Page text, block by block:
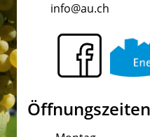
info@au.ch
Öffnungszeiten